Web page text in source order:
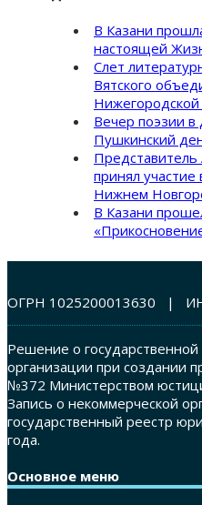
В Казани
настоящей
Слет
Вятского
Нижегородской
Вечер поэзии
Пушкинский
Представитель
принял
Нижнем
В Казани
ОГРН 1025200013630 |
Решение о
организации при создании
№372 Министерством
Запись о некоммерческой
государственный реестр
года.
Основное меню